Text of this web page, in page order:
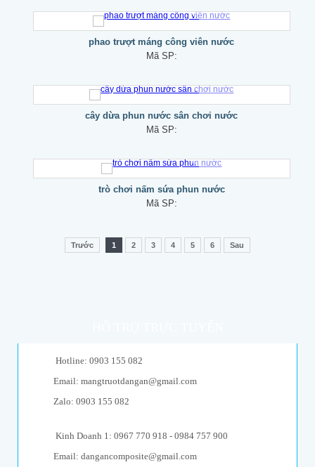
phao trượt máng công viên nước
Mã SP:
cây dừa phun nước sân chơi nước
Mã SP:
trò chơi nấm sứa phun nước
Mã SP:
Trước 1 2 3 4 5 6 Sau
Hotline: 0903 155 082
Email: mangtruotdangan@gmail.com
Zalo: 0903 155 082
Kinh Doanh 1: 0967 770 918 - 0984 757 900
Email: dangancomposite@gmail.com